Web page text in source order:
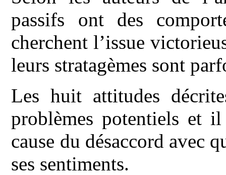
passifs ont des
cherchent l’issue
leurs stratagèmes sont
Les huit attitudes
problèmes potentiels et
cause du désaccord avec
ses sentiments.